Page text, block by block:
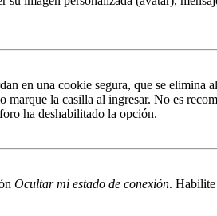
en una cookie segura, que se
marque la casilla al ingresar. No es
ha deshabilitado la opción.
Ocultar mi estado de conexión.